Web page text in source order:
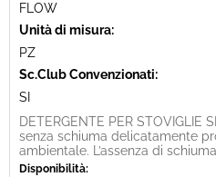
FLOW
Unità di misura:
PZ
Sc.Club Convenzionati:
SI
DETERGENTE PER STOVIGLIE
senza schiuma delicatamente
ambientale. L’assenza di
Disponibilità: